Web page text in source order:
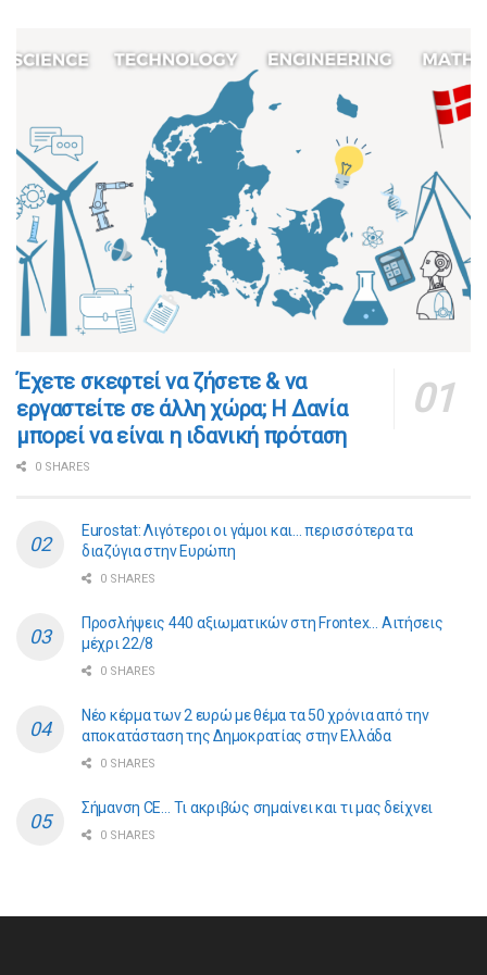
​​Έχετε σκεφτεί να ζήσετε & να
εργαστείτε σε άλλη χώρα; Η Δανία
μπορεί να είναι η ιδανική πρόταση
0 SHARES
Eurostat: Λιγότεροι οι γάμοι και… περισσότερα τα
διαζύγια στην Ευρώπη
0 SHARES
Προσλήψεις 440 αξιωματικών στη Frontex… Αιτήσεις
μέχρι 22/8
0 SHARES
Νέο κέρμα των 2 ευρώ με θέμα τα 50 χρόνια από την
αποκατάσταση της Δημοκρατίας στην Ελλάδα
0 SHARES
Σήμανση CE… Τι ακριβώς σημαίνει και τι μας δείχνει
0 SHARES